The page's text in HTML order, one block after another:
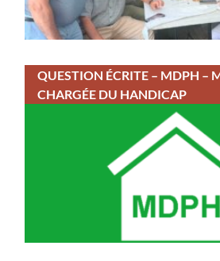
QUESTION ÉCRITE – MDPH –
CHARGÉE DU HANDICAP